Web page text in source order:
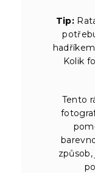
Tip:
Kolik
Tento